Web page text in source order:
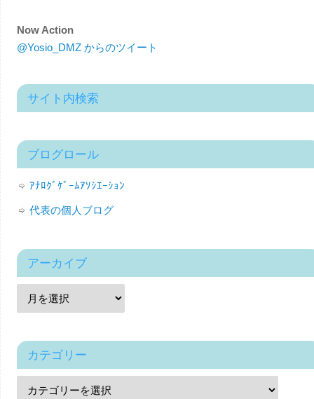
Now Action
@Yosio_DMZ からのツイート
サイト内検索
ブログロール
ｱﾅﾛｸﾞｹﾞｰﾑｱｿｼｴｰｼｮﾝ
代表の個人ブログ
アーカイブ
カテゴリー